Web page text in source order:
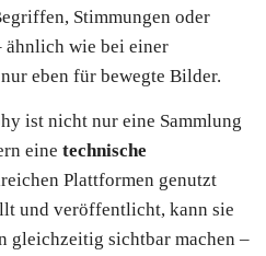
Stimmungen oder
ähnlich wie bei einer
eben für bewegte Bilder.
ist nicht nur eine Sammlung
eine technische
Plattformen genutzt
und veröffentlicht, kann sie
gleichzeitig sichtbar machen –